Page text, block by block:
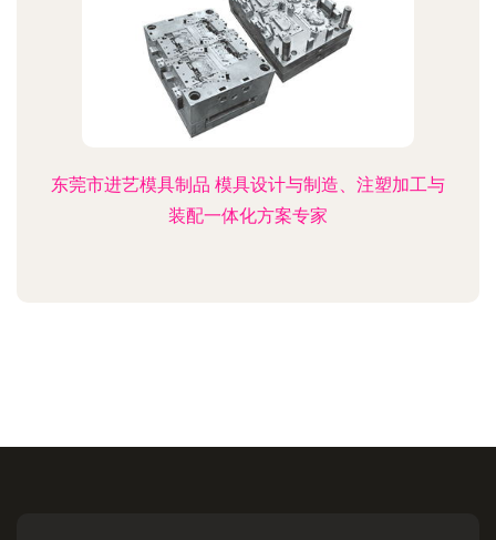
东莞市进艺模具制品 模具设计与制造、注塑加工与
装配一体化方案专家